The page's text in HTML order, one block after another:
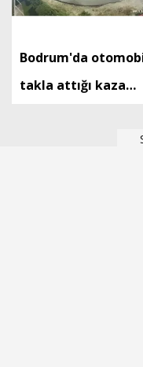
Bodrum'da
takla attığı kaza